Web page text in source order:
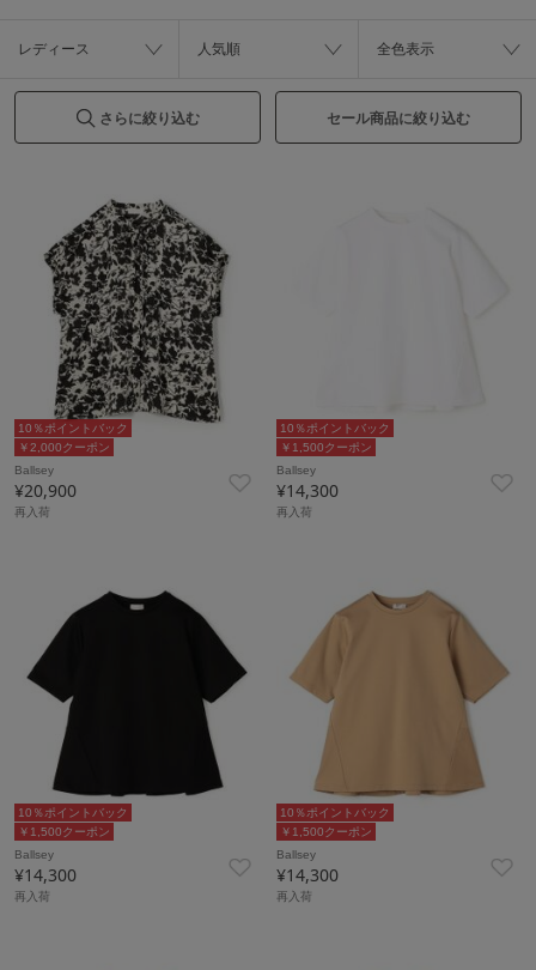
レディース 人気順 全色表示
さらに絞り込む セール商品に絞り込む
￥2,000クーポン
10％ポイントバック
Ballsey
¥20,900
再入荷
￥1,500クーポン
10％ポイントバック
Ballsey
¥14,300
再入荷
￥1,500クーポン
10％ポイントバック
Ballsey
¥14,300
再入荷
￥1,500クーポン
10％ポイントバック
Ballsey
¥14,300
再入荷